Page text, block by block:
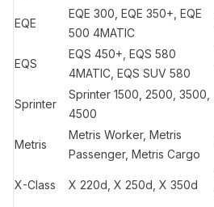
EQE
EQE 300, EQE 350+, EQE
500 4MATIC
EQS
EQS 450+, EQS 580
4MATIC, EQS SUV 580
Sprinter
Sprinter 1500, 2500, 3500,
4500
Metris
Metris Worker, Metris
Passenger, Metris Cargo
X-Class X 220d, X 250d, X 350d